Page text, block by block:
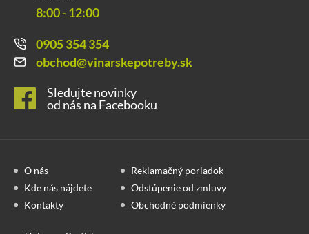
8:00 - 12:00
0905 354 354
obchod@vinarskepotreby.sk
Sledujte novinky
od nás na Facebooku
O nás
Reklamačný poriadok
Kde nás nájdete
Odstúpenie od zmluvy
Kontakty
Obchodné podmienky